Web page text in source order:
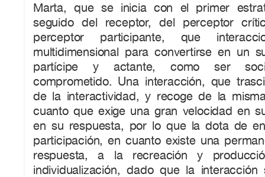
Marta, que se inicia con el primer
seguido del receptor, del perceptor
perceptor participante, que
multidimensional para convertirse en un
partícipe y actante, como ser
comprometido. Una interacción, que
de la interactividad, y recoge de la
cuanto que exige una gran velocidad en
en su respuesta, por lo que la dota de
participación, en cuanto existe una
respuesta, a la recreación y
individualización, dado que la